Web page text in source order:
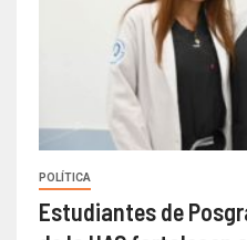
POLÍTICA
Estudiantes de